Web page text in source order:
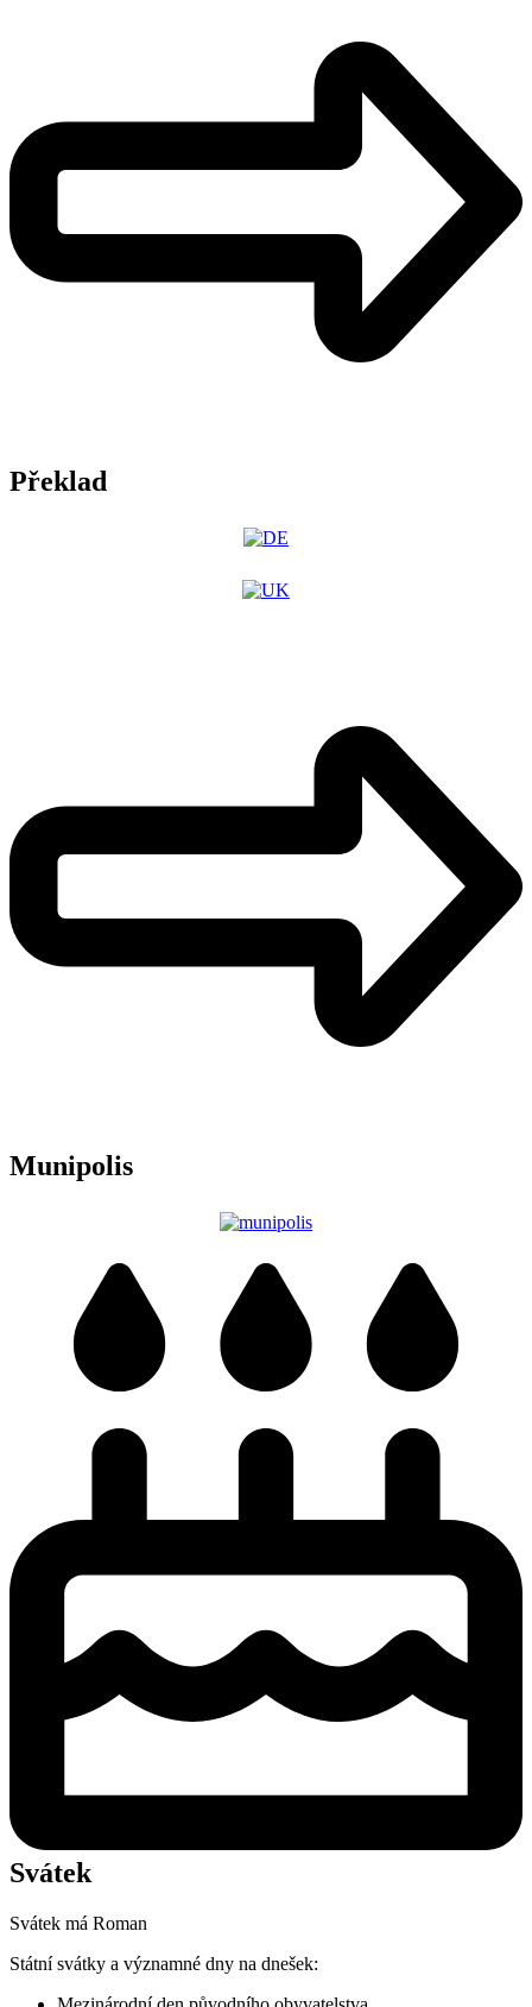
Překlad
Munipolis
Svátek
Svátek má Roman
Státní svátky a významné dny na dnešek: